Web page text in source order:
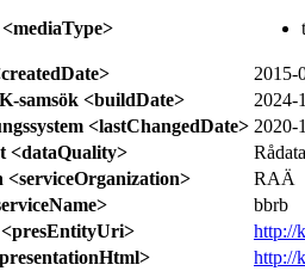
<mediaType>
2015-
samsök <buildDate>
2024-
<lastChangedDate> 2020-
<dataQuality>
Rådata
<serviceOrganization>
RAÄ
bbrb
<presEntityUri>
http://
http://